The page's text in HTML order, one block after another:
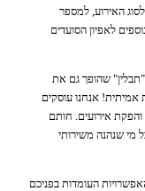
האירוע, למספר
לאפיון הסועדים
שהופך גם את
אמיתית! אנחנו עוסקים
אירועים. חותם
מי שנהנה משירותי
העומדות בפניכם